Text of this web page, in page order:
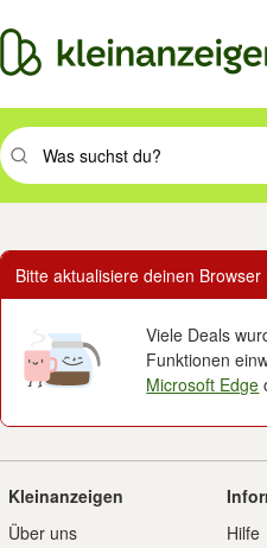
Suchbegriff eingeben.
Bitte aktualisiere deinen Browser
Viele Deals
Funktionen
Microsoft Edge
Kleinanzeigen
Über uns
Hilfe